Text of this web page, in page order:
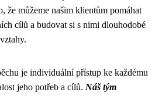
že můžeme našim klientům pomáhat
cílů a budovat si s nimi dlouhodobé
je individuální přístup ke každému
jeho potřeb a cílů. Náš tým